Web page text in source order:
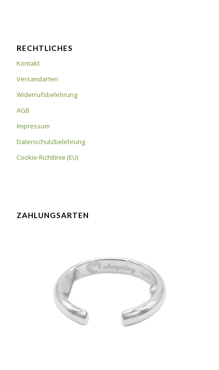
RECHTLICHES
Kontakt
Versandarten
Widerrufsbelehrung
AGB
Impressum
Datenschutzbelehrung
Cookie-Richtlinie (EU)
ZAHLUNGSARTEN